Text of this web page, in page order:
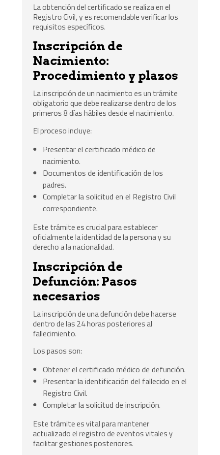
La obtención del certificado se realiza en el
Registro Civil, y es recomendable verificar los
requisitos específicos.
Inscripción de
Nacimiento:
Procedimiento y plazos
La inscripción de un nacimiento es un trámite
obligatorio que debe realizarse dentro de los
primeros 8 días hábiles desde el nacimiento.
El proceso incluye:
Presentar el certificado médico de
nacimiento.
Documentos de identificación de los
padres.
Completar la solicitud en el Registro Civil
correspondiente.
Este trámite es crucial para establecer
oficialmente la identidad de la persona y su
derecho a la nacionalidad.
Inscripción de
Defunción: Pasos
necesarios
La inscripción de una defunción debe hacerse
dentro de las 24 horas posteriores al
fallecimiento.
Los pasos son:
Obtener el certificado médico de defunción.
Presentar la identificación del fallecido en el
Registro Civil.
Completar la solicitud de inscripción.
Este trámite es vital para mantener
actualizado el registro de eventos vitales y
facilitar gestiones posteriores.